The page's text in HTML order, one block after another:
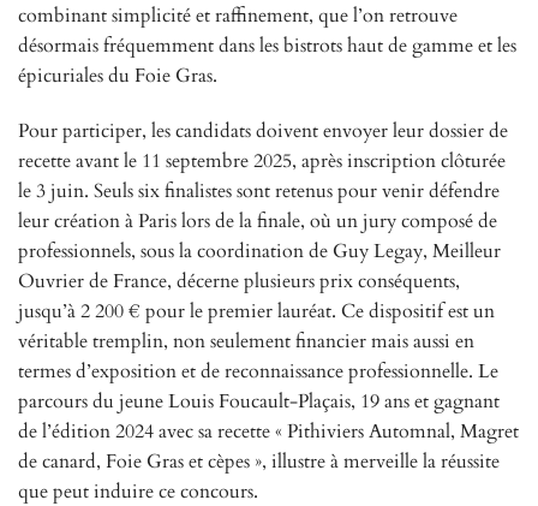
combinant simplicité et raffinement, que l’on retrouve
désormais fréquemment dans les bistrots haut de gamme et les
épicuriales du Foie Gras.
Pour participer, les candidats doivent envoyer leur dossier de
recette avant le 11 septembre 2025, après inscription clôturée
le 3 juin. Seuls six finalistes sont retenus pour venir défendre
leur création à Paris lors de la finale, où un jury composé de
professionnels, sous la coordination de Guy Legay, Meilleur
Ouvrier de France, décerne plusieurs prix conséquents,
jusqu’à 2 200 € pour le premier lauréat. Ce dispositif est un
véritable tremplin, non seulement financier mais aussi en
termes d’exposition et de reconnaissance professionnelle. Le
parcours du jeune Louis Foucault-Plaçais, 19 ans et gagnant
de l’édition 2024 avec sa recette « Pithiviers Automnal, Magret
de canard, Foie Gras et cèpes », illustre à merveille la réussite
que peut induire ce concours.